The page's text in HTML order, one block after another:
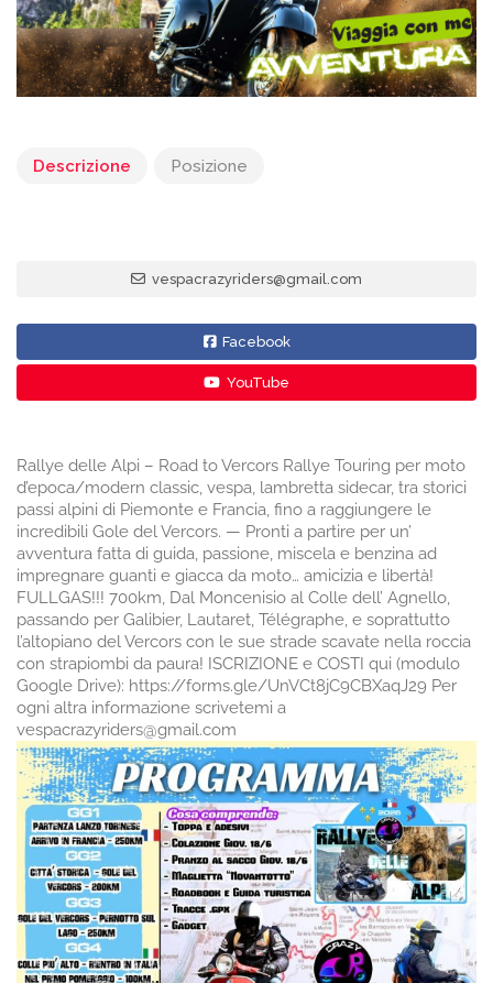
Descrizione Posizione
vespacrazyriders@gmail.com
Facebook
YouTube
Rallye delle Alpi – Road to Vercors Rallye Touring per moto
d’epoca/modern classic, vespa, lambretta sidecar, tra storici
passi alpini di Piemonte e Francia, fino a raggiungere le
incredibili Gole del Vercors. — Pronti a partire per un’
avventura fatta di guida, passione, miscela e benzina ad
impregnare guanti e giacca da moto… amicizia e libertà!
FULLGAS!!! 700km, Dal Moncenisio al Colle dell’ Agnello,
passando per Galibier, Lautaret, Télégraphe, e soprattutto
l’altopiano del Vercors con le sue strade scavate nella roccia
con strapiombi da paura! ISCRIZIONE e COSTI qui (modulo
Google Drive): https://forms.gle/UnVCt8jC9CBXaqJ29 Per
ogni altra informazione scrivetemi a
vespacrazyriders@gmail.com